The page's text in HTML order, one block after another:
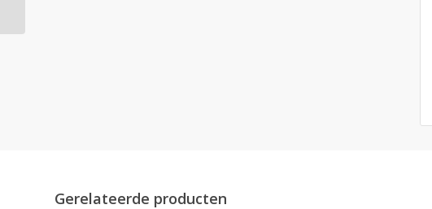
Gerelateerde producten